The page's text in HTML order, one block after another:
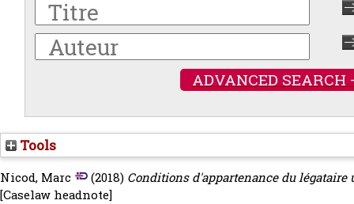
ADVANCED SEARCH
Tools
Nicod, Marc (2018) Conditions d'appartenance du
[Caselaw headnote]